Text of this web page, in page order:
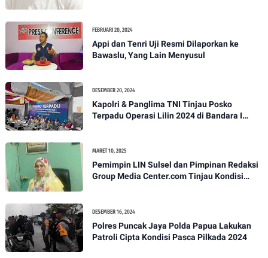
FEBRUARI 20, 2024
Appi dan Tenri Uji Resmi Dilaporkan ke
Bawaslu, Yang Lain Menyusul
DESEMBER 20, 2024
Kapolri & Panglima TNI Tinjau Posko
Terpadu Operasi Lilin 2024 di Bandara I
MARET 10, 2025
Pemimpin LIN Sulsel dan Pimpinan Redaksi
Group Media Center.com Tinjau Kondisi
DESEMBER 16, 2024
Polres Puncak Jaya Polda Papua Lakukan
Patroli Cipta Kondisi Pasca Pilkada 2024